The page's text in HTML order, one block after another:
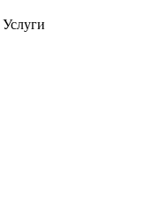
Услуги